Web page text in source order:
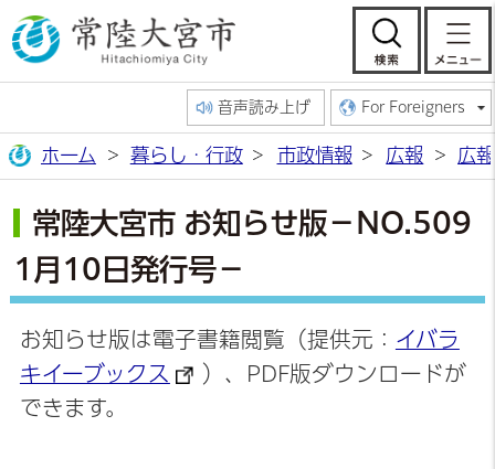
常陸大宮市公
検
音声読み上げ For Foreigners
ホーム 暮らし・行政 市政情報 広報 広
常陸大宮市 お知らせ版－NO.509
1月10日発行号－
お知らせ版は電子書籍閲覧（提供元： イバラ
キイーブックス
）、PDF版ダウンロードが
できます。